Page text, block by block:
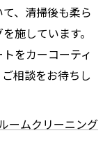
、清掃後も柔ら
施しています。
をカーコーティ
相談をお待ちし
ームクリーニング